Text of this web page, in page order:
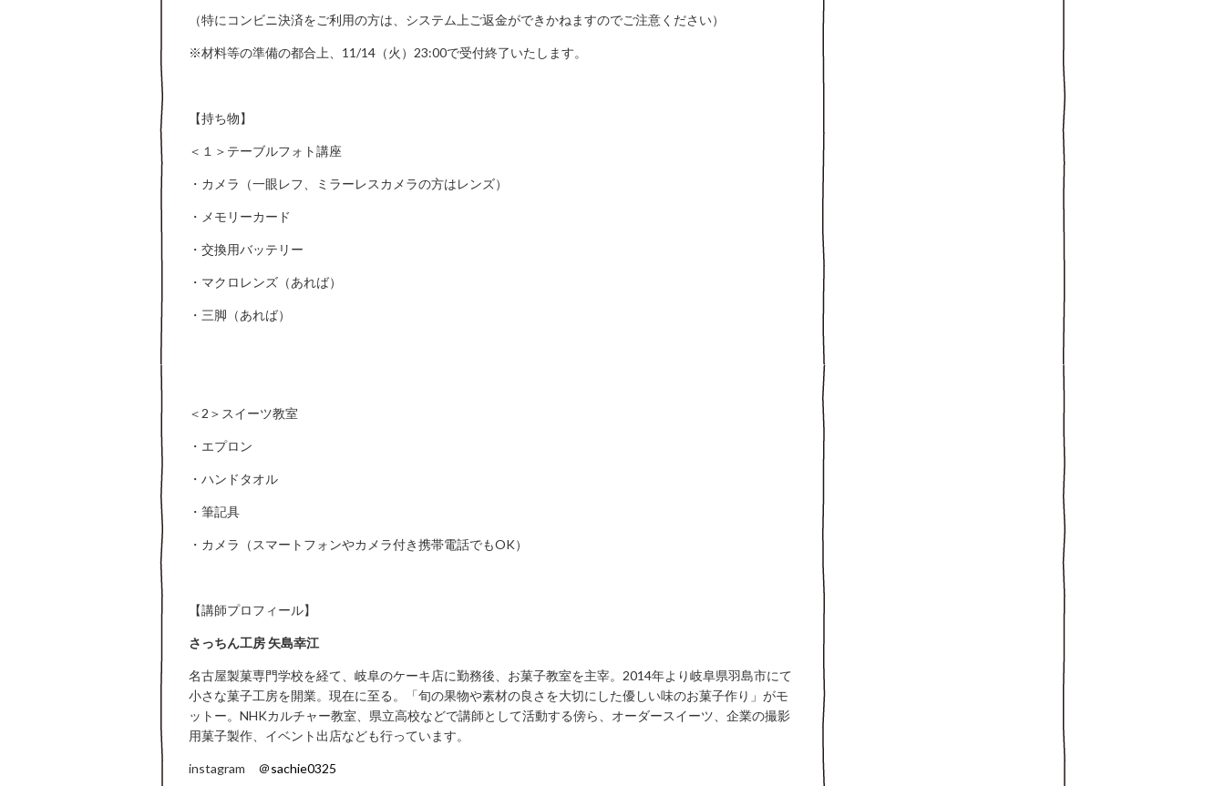
（特にコンビニ決済をご利用の方は、システム上ご返金ができかねますのでご注意ください）
※材料等の準備の都合上、11/14（火）23:00で受付終了いたします。
【持ち物】
＜１＞テーブルフォト講座
・カメラ（一眼レフ、ミラーレスカメラの方はレンズ）
・メモリーカード
・交換用バッテリー
・マクロレンズ（あれば）
・三脚（あれば）
＜2＞スイーツ教室
・エプロン
・ハンドタオル
・筆記具
・カメラ（スマートフォンやカメラ付き携帯電話でもOK）
【講師プロフィール】
さっちん工房 矢島幸江
名古屋製菓専門学校を経て、岐阜のケーキ店に勤務後、お菓子教室を主宰。2014年より岐阜県羽島市にて
小さな菓子工房を開業。現在に至る。「旬の果物や素材の良さを大切にした優しい味のお菓子作り」がモ
ットー。NHKカルチャー教室、県立高校などで講師として活動する傍ら、オーダースイーツ、企業の撮影
用菓子製作、イベント出店なども行っています。
instagram ＠sachie0325